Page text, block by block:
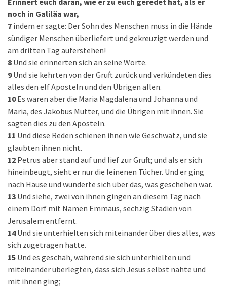
noch in Galiläa war,
7 indem er sagte: Der Sohn des Menschen muss in die Hände
sündiger Menschen überliefert und gekreuzigt werden und
am dritten Tag auferstehen!
8 Und sie erinnerten sich an seine Worte.
9 Und sie kehrten von der Gruft zurück und verkündeten dies
alles den elf Aposteln und den Übrigen allen.
10 Es waren aber die Maria Magdalena und Johanna und
Maria, des Jakobus Mutter, und die Übrigen mit ihnen. Sie
sagten dies zu den Aposteln.
11 Und diese Reden schienen ihnen wie Geschwätz, und sie
glaubten ihnen nicht.
12 Petrus aber stand auf und lief zur Gruft; und als er sich
hineinbeugt, sieht er nur die leinenen Tücher. Und er ging
nach Hause und wunderte sich über das, was geschehen war.
13 Und siehe, zwei von ihnen gingen an diesem Tag nach
einem Dorf mit Namen Emmaus, sechzig Stadien von
Jerusalem entfernt.
14 Und sie unterhielten sich miteinander über dies alles, was
sich zugetragen hatte.
15 Und es geschah, während sie sich unterhielten und
miteinander überlegten, dass sich Jesus selbst nahte und
mit ihnen ging;